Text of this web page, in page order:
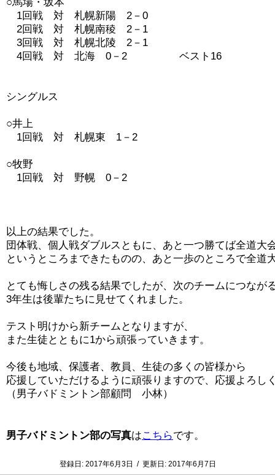
1回戦　対　札幌新陽　2－0
2回戦　対　札幌南稜　2－1
3回戦　対　札幌北陵　2－1
4回戦　対　北海　0－2　　　　　ベスト16
シングルス
○井上
1回戦　対　札幌東　1－2
○牧野
1回戦　対　野幌　0－2
以上の結果でした。
団体戦、個人戦ダブルスともに、あと一つ勝てば全道大
というところまできたものの、あと一歩のところで全道
とても悔しさの残る結果でしたが、次のチームにつなが
3年生は後輩たちに見せてくれました。
テスト明けから新チームとなりますが、
また生徒とともに1から頑張っていきます。
今後も地域、保護者、教員、生徒の多くの皆様から
応援していただけるように頑張りますので、応援よろし
（男子バドミントン部顧問　小林）
男子バドミントン部の写真はこちら
登録日: 2017年6月3日 / 更新日: 2017年6月7日